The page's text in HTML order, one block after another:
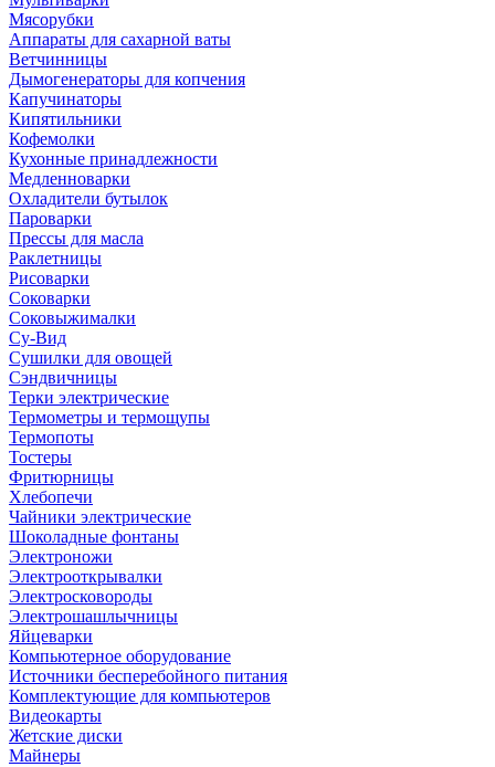
Мясорубки
Аппараты для сахарной ваты
Ветчинницы
Дымогенераторы для копчения
Капучинаторы
Кипятильники
Кофемолки
Кухонные принадлежности
Медленноварки
Охладители бутылок
Пароварки
Прессы для масла
Раклетницы
Рисоварки
Соковарки
Соковыжималки
Су-Вид
Сушилки для овощей
Сэндвичницы
Терки электрические
Термометры и термощупы
Термопоты
Тостеры
Фритюрницы
Хлебопечи
Чайники электрические
Шоколадные фонтаны
Электроножи
Электрооткрывалки
Электросковороды
Электрошашлычницы
Яйцеварки
Компьютерное оборудование
Источники бесперебойного питания
Комплектующие для компьютеров
Видеокарты
Жетские диски
Майнеры